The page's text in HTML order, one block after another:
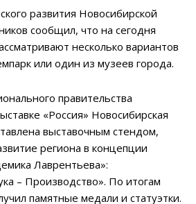
развития Новосибирской
сообщил, что на сегодня
несколько вариантов
или один из музеев города.
правительства
«Россия» Новосибирская
выставочным стендом,
региона в концепции
Лаврентьева»:
– Производство». По итогам
памятные медали и статуэтки.